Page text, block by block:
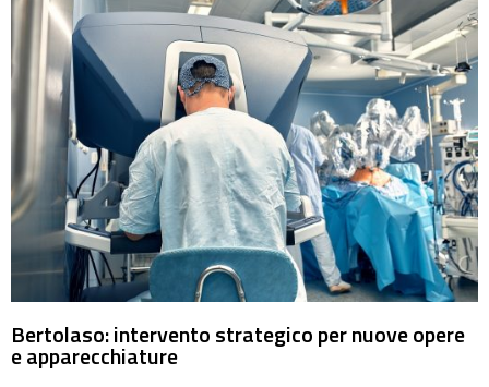
Bertolaso: intervento strategico per nuove opere
e apparecchiature